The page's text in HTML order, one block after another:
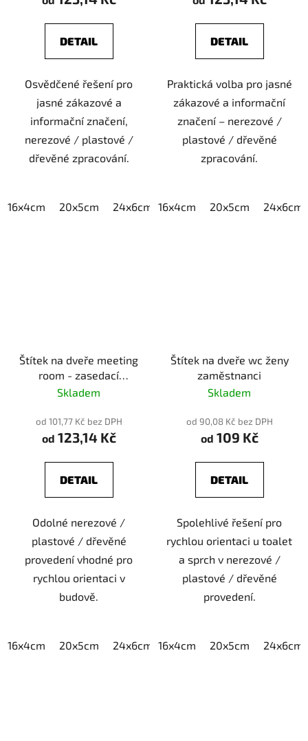
DETAIL
Osvědčené řešení pro
jasné zákazové a
informační značení,
nerezové / plastové /
dřevěné zpracování.
16x4cm 20x5cm 24x6cm 30x7,5cm 40x10cm
DETAIL
Praktická volba pro jasné
zákazové a informační
značení – nerezové /
plastové / dřevěné
zpracování.
16x4cm 20x5cm 24x6cm
Štítek na dveře meeting
room - zasedací
místnost
Skladem
od 101,77 Kč bez DPH
od 123,14 Kč
DETAIL
Odolné nerezové /
plastové / dřevěné
provedení vhodné pro
rychlou orientaci v
budově.
16x4cm 20x5cm 24x6cm 30x7,5cm 40x10cm
Štítek na dveře wc ženy
zaměstnanci
Skladem
od 90,08 Kč bez DPH
od 109 Kč
DETAIL
Spolehlivé řešení pro
rychlou orientaci u toalet
a sprch v nerezové /
plastové / dřevěné
provedení.
16x4cm 20x5cm 24x6cm